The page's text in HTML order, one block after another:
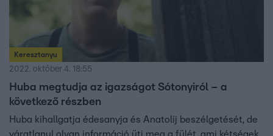
Keresztanyu
2022. október 4. 18:55
Huba megtudja az igazságot Sótonyiról – a
következő részben
Huba kihallgatja édesanyja és Anatolij beszélgetését, de